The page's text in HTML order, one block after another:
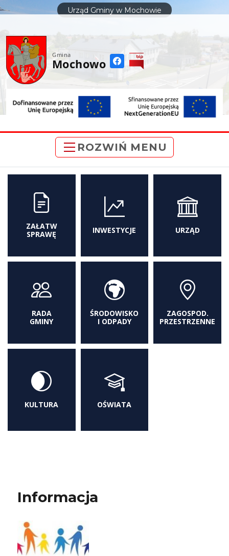
treści
Urząd Gminy w Mochowie
Gmina
Mochowo
ROZWIŃ MENU
ZAŁATW
SPRAWĘ
INWESTYCJE URZĄD
RADA
GMINY
ŚRODOWISKO
I ODPADY
ZAGOSPOD.
PRZESTRZENNE
KULTURA OŚWIATA
Informacja